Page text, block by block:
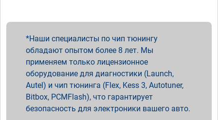
Наши специалисты по чип тюнингу
обладают опытом более 8 лет. Мы
применяем только лицензионное
оборудование для диагностики (Launch,
Autel) и чип тюнинга (Flex, Kess 3, Autotuner,
Bitbox, PCMFlash), что гарантирует
безопасность для электроники вашего авто.